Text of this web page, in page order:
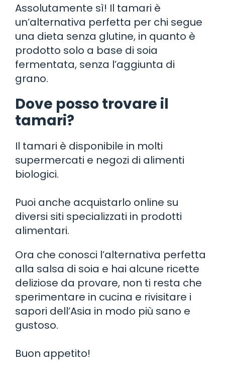
Assolutamente sì! Il tamari è
un’alternativa perfetta per chi segue
una dieta senza glutine, in quanto è
prodotto solo a base di soia
fermentata, senza l’aggiunta di
grano.
Dove posso trovare il
tamari?
Il tamari è disponibile in molti
supermercati e negozi di alimenti
biologici.
Puoi anche acquistarlo online su
diversi siti specializzati in prodotti
alimentari.
Ora che conosci l’alternativa perfetta
alla salsa di soia e hai alcune ricette
deliziose da provare, non ti resta che
sperimentare in cucina e rivisitare i
sapori dell’Asia in modo più sano e
gustoso.
Buon appetito!